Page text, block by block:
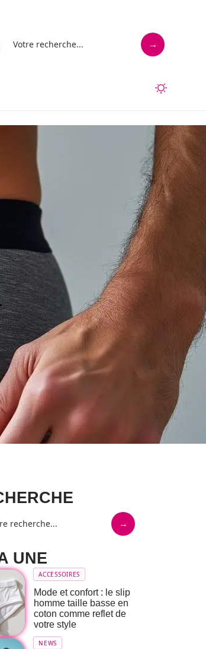
UNE
ACCESSOIRES
Mode et confort : le slip
homme taille basse en
coton comme reflet de
votre style
NEWS